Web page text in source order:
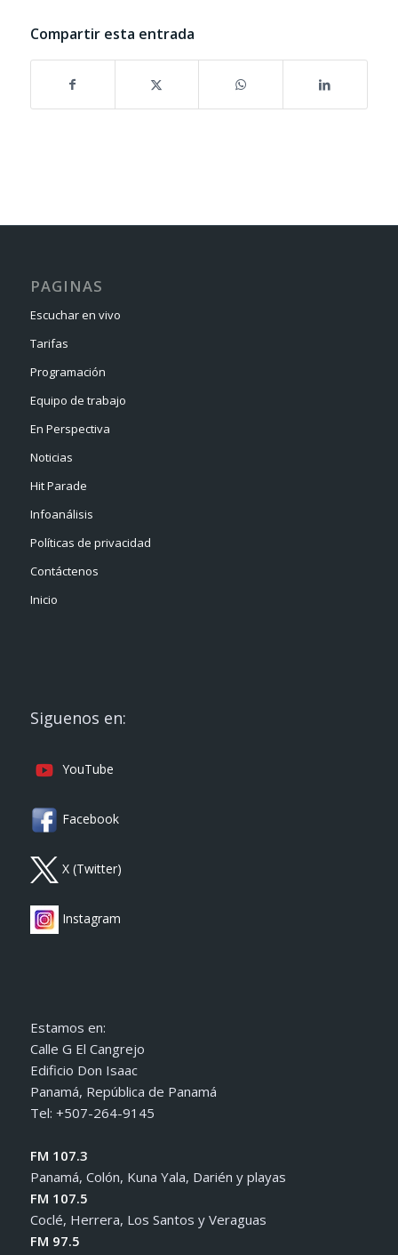
Compartir esta entrada
PAGINAS
Escuchar en vivo
Tarifas
Programación
Equipo de trabajo
En Perspectiva
Noticias
Hit Parade
Infoanálisis
Políticas de privacidad
Contáctenos
Inicio
Siguenos en:
YouTube
Facebook
X (Twitter)
Instagram
Estamos en:
Calle G El Cangrejo
Edificio Don Isaac
Panamá, República de Panamá
Tel: +507-264-9145
FM 107.3
Panamá, Colón, Kuna Yala, Darién y playas
FM 107.5
Coclé, Herrera, Los Santos y Veraguas
FM 97.5